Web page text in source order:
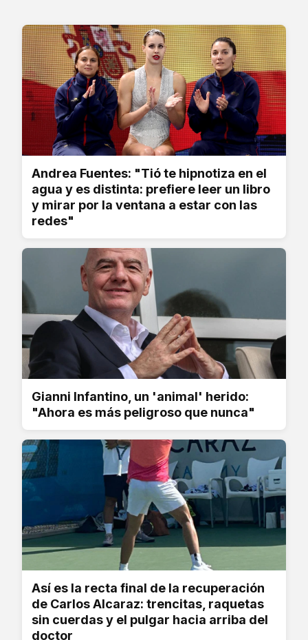
Andrea Fuentes: "Tió te hipnotiza en el
agua y es distinta: prefiere leer un libro
y mirar por la ventana a estar con las
redes"
Gianni Infantino, un 'animal' herido:
"Ahora es más peligroso que nunca"
Así es la recta final de la recuperación
de Carlos Alcaraz: trencitas, raquetas
sin cuerdas y el pulgar hacia arriba del
doctor